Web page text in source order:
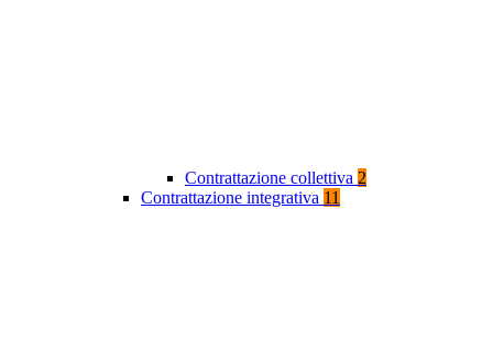
Contrattazione collettiva 2
Contrattazione integrativa 11